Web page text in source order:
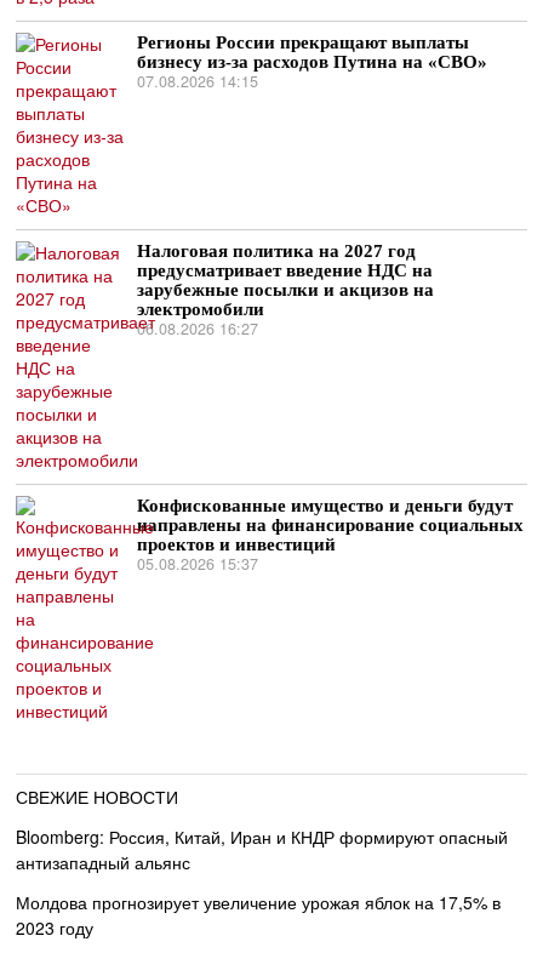
Регионы России прекращают выплаты
бизнесу из-за расходов Путина на «СВО»
07.08.2026 14:15
Налоговая политика на 2027 год
предусматривает введение НДС на
зарубежные посылки и акцизов на
электромобили
06.08.2026 16:27
Конфискованные имущество и деньги будут
направлены на финансирование социальных
проектов и инвестиций
05.08.2026 15:37
СВЕЖИЕ НОВОСТИ
Bloomberg: Россия, Китай, Иран и КНДР формируют опасный
антизападный альянс
Молдова прогнозирует увеличение урожая яблок на 17,5% в
2023 году